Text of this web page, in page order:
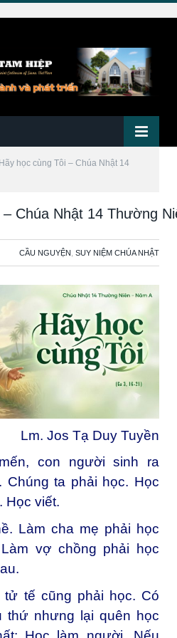
Hãy học cùng Tôi – Chúa Nhật 14
Chúa Nhật 14 Thường
CẦU NGUYỆN SUY NIỆM CHÚA NHẬT
Lm. Jos Tạ Duy Tuyền
con người sinh ra
Chúng ta phải học. Học
Học viết.
Làm cha mẹ phải học
vợ chồng phải học
tế cũng phải học. Có
thứ nhưng lại quên học